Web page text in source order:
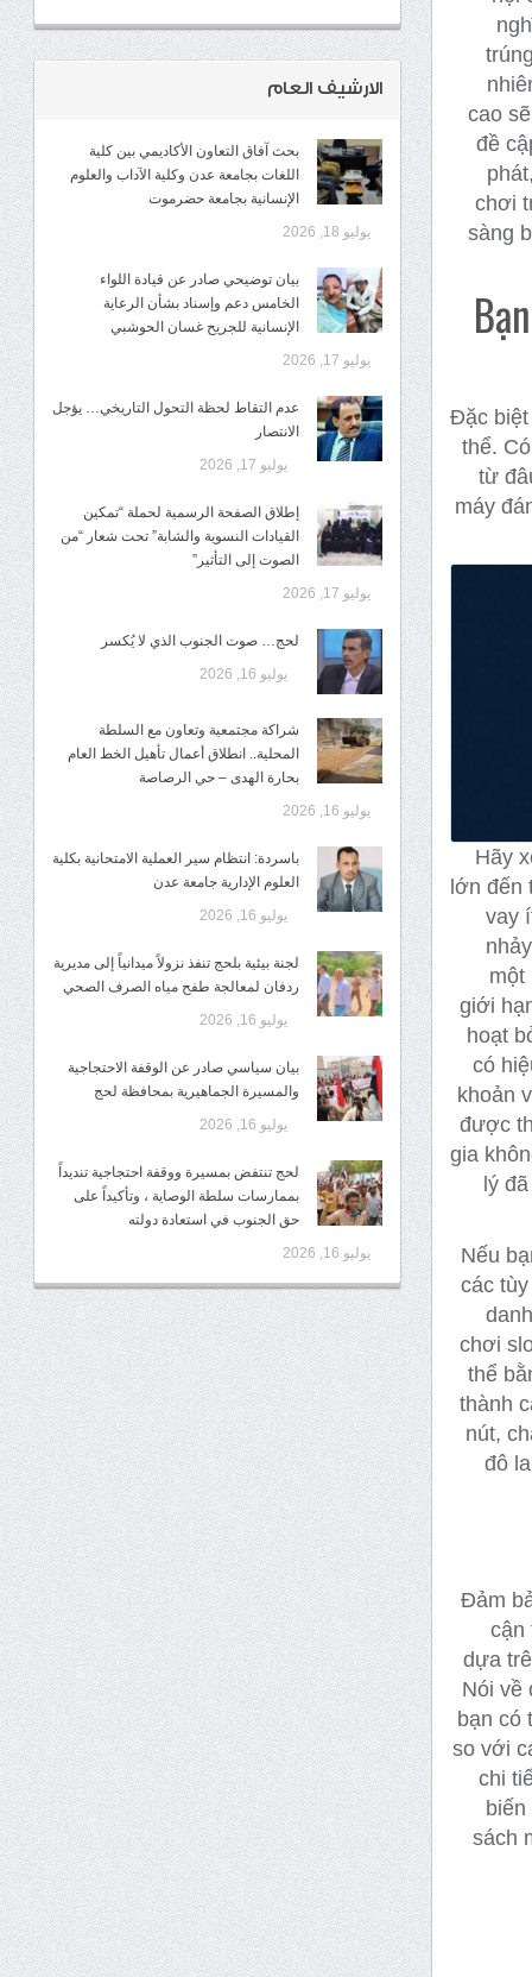
cao
đề
chơi
sàng
Đặc biệt
thể.
từ
máy
Hãy
lớn đến
vay
một
giới
hoạt
có
khoản
được
gia
lý
Nếu
các
chơi
thể
thành
nút,
đô
Đảm
cận
dựa
Nói về
bạn có
so với
chi
biến
sách
الارشيف العام
بحث آفاق التعاون الأكاديمي بين كلية
اللغات بجامعة عدن وكلية الآداب والعلوم
الإنسانية بجامعة حضرموت
يوليو 18, 2026
​بيان توضيحي صادر عن قيادة اللواء
الخامس دعم وإسناد بشأن الرعاية
الإنسانية للجريح غسان الحوشبي
يوليو 17, 2026
عدم التقاط لحظة التحول التاريخي… يؤجل
الانتصار
يوليو 17, 2026
إطلاق الصفحة الرسمية لحملة “تمكين
القيادات النسوية والشابة” تحت شعار “من
الصوت إلى التأثير”
يوليو 17, 2026
لحج… صوت الجنوب الذي لا يُكسر
يوليو 16, 2026
شراكة مجتمعية وتعاون مع السلطة
المحلية.. انطلاق أعمال تأهيل الخط العام
بحارة الهدى – حي الرصاصة
يوليو 16, 2026
باسردة: انتظام سير العملية الامتحانية بكلية
العلوم الإدارية جامعة عدن
يوليو 16, 2026
لجنة بيئية بلحج تنفذ نزولاً ميدانياً إلى مديرية
ردفان لمعالجة طفح مياه الصرف الصحي
يوليو 16, 2026
بيان سياسي صادر عن الوقفة الاحتجاجية
والمسيرة الجماهيرية بمحافظة لحج
يوليو 16, 2026
لحج تنتفض بمسيرة ووقفة احتجاجية تنديداً
بممارسات سلطة الوصاية ، وتأكيداً على
حق الجنوب في استعادة دولته
يوليو 16, 2026